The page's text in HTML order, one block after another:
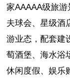
家AAAAA级旅
夫球会、星级酒
游业态，配套建
萄酒堡、海水浴
休闲度假、娱乐